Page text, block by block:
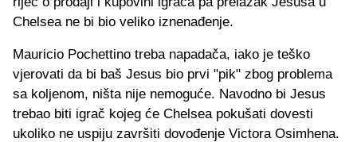
Chelsea ne bi bio veliko iznenađenje.
Mauricio Pochettino treba napadača, iako je teško
vjerovati da bi baš Jesus bio prvi "pik" zbog problema
sa koljenom, ništa nije nemoguće. Navodno bi Jesus
trebao biti igrač kojeg će Chelsea pokušati dovesti
ukoliko ne uspiju završiti dovođenje Victora Osimhena.